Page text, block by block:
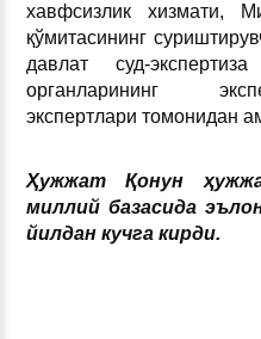
хавфсизлик хизмати,
қўмитасининг
давлат суд-
органларининг
экспертлари томонидан
Ҳужжат Қонун
миллий базасида
йилдан кучга кирди.